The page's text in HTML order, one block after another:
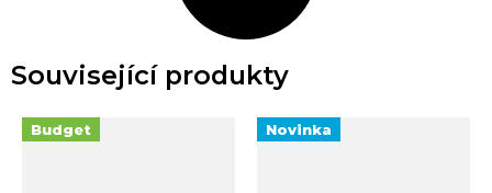
Související produkty
Budget Novinka